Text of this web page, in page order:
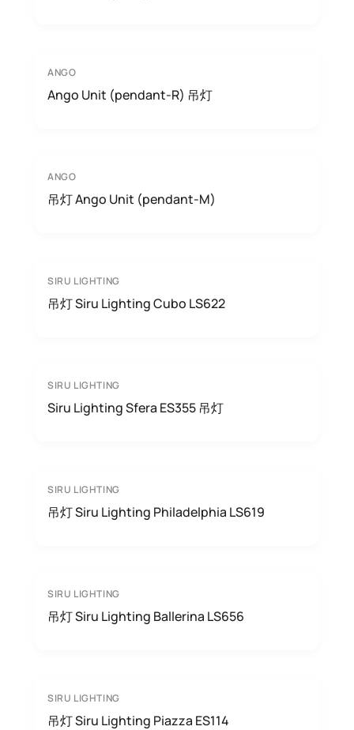
ANGO
Ango Unit (pendant-R) 吊灯
ANGO
吊灯 Ango Unit (pendant-M)
SIRU LIGHTING
吊灯 Siru Lighting Cubo LS622
SIRU LIGHTING
Siru Lighting Sfera ES355 吊灯
SIRU LIGHTING
吊灯 Siru Lighting Philadelphia LS619
SIRU LIGHTING
吊灯 Siru Lighting Ballerina LS656
SIRU LIGHTING
吊灯 Siru Lighting Piazza ES114